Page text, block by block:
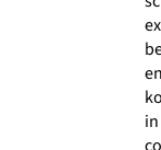
in